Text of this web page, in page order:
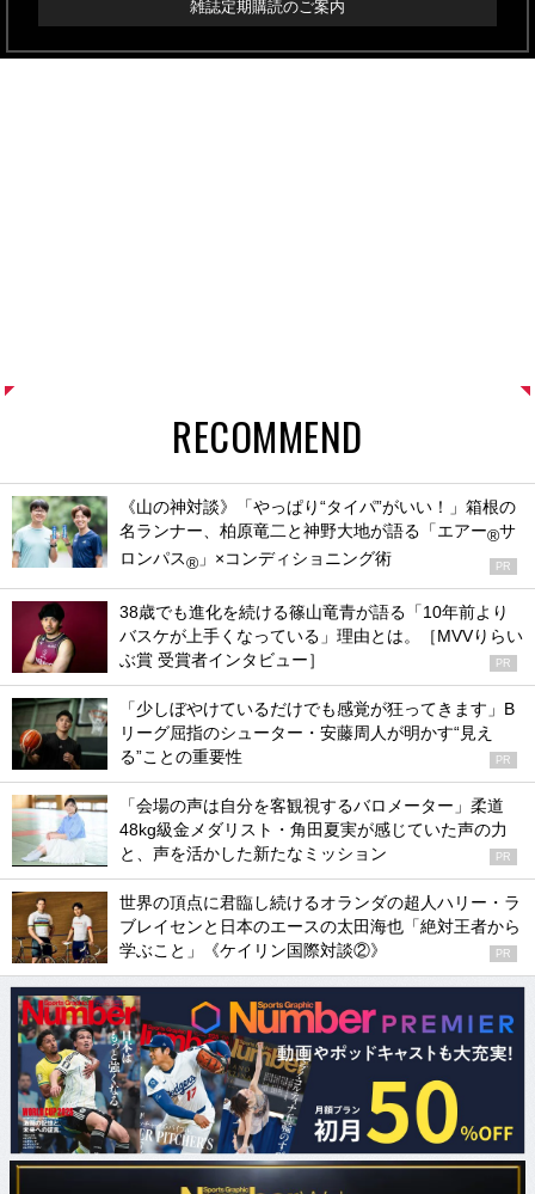
雑誌定期購読のご案内
RECOMMEND
《山の神対談》「やっぱり“タイパ”がいい！」箱根の
名ランナー、柏原竜二と神野大地が語る「エアー®サ
ロンパス® 」×コンディショニング術 PR
38歳でも進化を続ける篠山竜青が語る「10年前より
バスケが上手くなっている」理由とは。［MVVりらい
ぶ賞 受賞者インタビュー］
PR
「少しぼやけているだけでも感覚が狂ってきます」B
リーグ屈指のシューター・安藤周人が明かす“見え
る”ことの重要性
PR
「会場の声は自分を客観視するバロメーター」柔道
48kg級金メダリスト・角田夏実が感じていた声の力
と、声を活かした新たなミッション
PR
世界の頂点に君臨し続けるオランダの超人ハリー・ラ
ブレイセンと日本のエースの太田海也「絶対王者から
学ぶこと」《ケイリン国際対談②》
PR